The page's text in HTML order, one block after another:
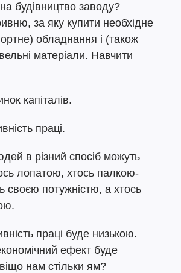
будівництво заводу?
за яку купити необхідне
обладнання і (також
матеріали. Навчити
капіталів.
праці.
в різний спосіб можуть
лопатою, хтось палкою-
своєю потужністю, а хтось
праці буде низькою.
ефект буде
нам стільки ям?